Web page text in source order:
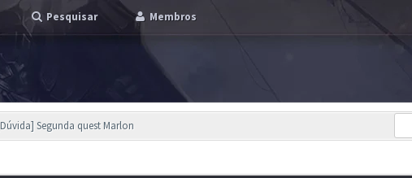
Pesquisar Membros
Segunda quest Marlon